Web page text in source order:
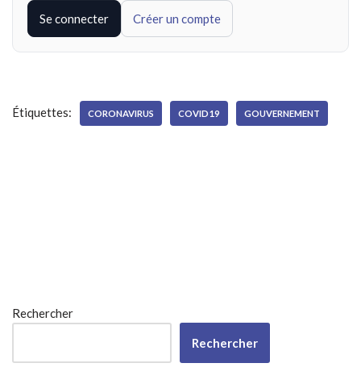
Se connecter Créer un compte
Étiquettes: CORONAVIRUS COVID19 GOUVERNEMENT
Rechercher
Rechercher